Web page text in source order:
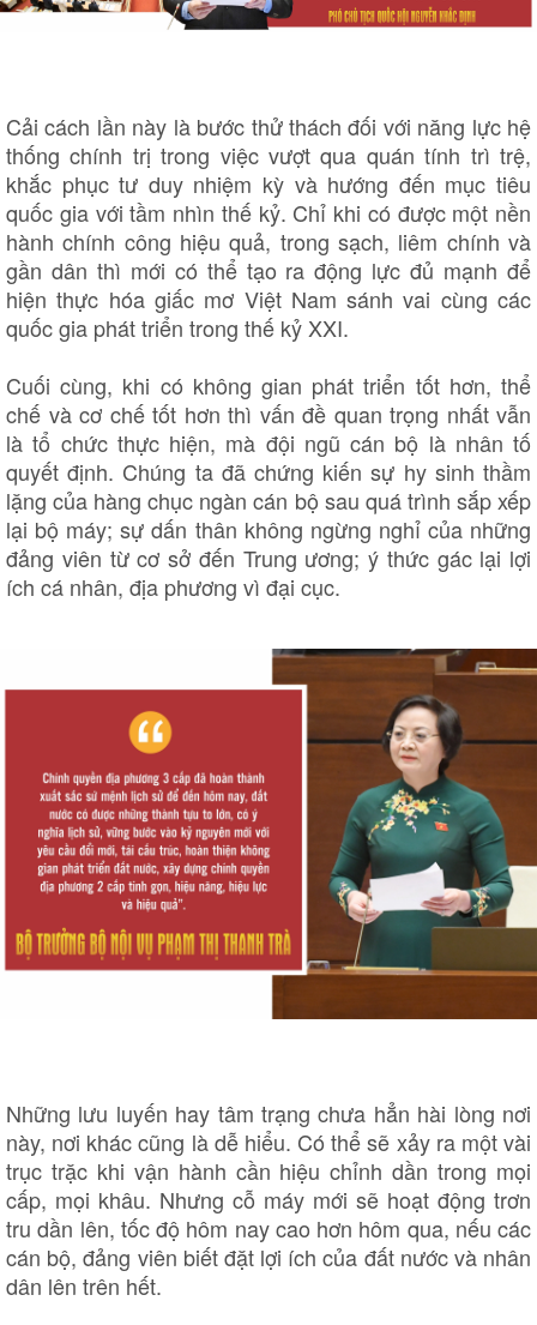
Tư vấn
Podcast
Câu chuyện thời sự
Đọc truyện đêm khuya
Cửa sổ tình yêu
Kể chuyện cho bé
Hạt giống tâm hồn
Cải cách lần này là bước thử thách đối với năng lực hệ
thống chính trị trong việc vượt qua quán tính trì trệ,
khắc phục tư duy nhiệm kỳ và hướng đến mục tiêu
quốc gia với tầm nhìn thế kỷ. Chỉ khi có được một nền
hành chính công hiệu quả, trong sạch, liêm chính và
gần dân thì mới có thể tạo ra động lực đủ mạnh để
hiện thực hóa giấc mơ Việt Nam sánh vai cùng các
quốc gia phát triển trong thế kỷ XXI.
Cuối cùng, khi có không gian phát triển tốt hơn, thể
chế và cơ chế tốt hơn thì vấn đề quan trọng nhất vẫn
là tổ chức thực hiện, mà đội ngũ cán bộ là nhân tố
quyết định. Chúng ta đã chứng kiến sự hy sinh thầm
lặng của hàng chục ngàn cán bộ sau quá trình sắp xếp
lại bộ máy; sự dấn thân không ngừng nghỉ của những
đảng viên từ cơ sở đến Trung ương; ý thức gác lại lợi
ích cá nhân, địa phương vì đại cục.
Những lưu luyến hay tâm trạng chưa hẳn hài lòng nơi
này, nơi khác cũng là dễ hiểu. Có thể sẽ xảy ra một vài
trục trặc khi vận hành cần hiệu chỉnh dần trong mọi
cấp, mọi khâu. Nhưng cỗ máy mới sẽ hoạt động trơn
tru dần lên, tốc độ hôm nay cao hơn hôm qua, nếu các
cán bộ, đảng viên biết đặt lợi ích của đất nước và nhân
dân lên trên hết.